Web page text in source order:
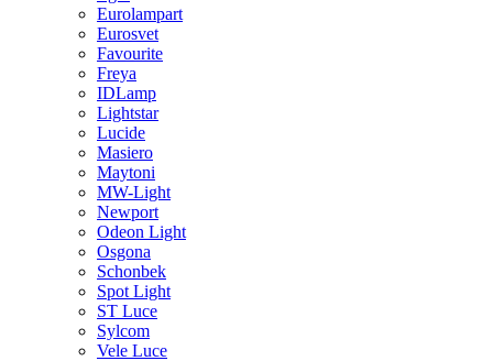
Eurolampart
Eurosvet
Favourite
Freya
IDLamp
Lightstar
Lucide
Masiero
Maytoni
MW-Light
Newport
Odeon Light
Osgona
Schonbek
Spot Light
ST Luce
Sylcom
Vele Luce